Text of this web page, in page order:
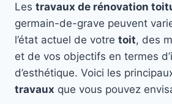
Les travaux de rénovation
germain-de-grave peuvent
l’état actuel de votre toit, des
et de vos objectifs en termes
d’esthétique. Voici les
travaux que vous pouvez